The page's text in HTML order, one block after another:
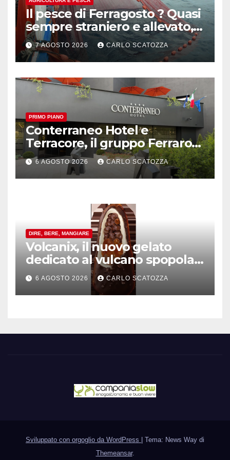
Il pesce di Ferragosto ? Quasi
sempre straniero e allevato,
in sofferenza
7 AGOSTO 2026 CARLO SCATOZZA
PRIMO PIANO
Conterraneo Hotel e
Terracore, il gruppo Ferraro
amplia l’ ospitalità e il gusto
alle porte di Caserta
6 AGOSTO 2026 CARLO SCATOZZA
DIRE, BERE, MANGIARE
Volcanix, il nuovo gelato
dedicato al vulcano spopola,
è nato a Caivano
6 AGOSTO 2026 CARLO SCATOZZA
Sviluppato con orgoglio da WordPress
Tema: News Way di
Themeansar.